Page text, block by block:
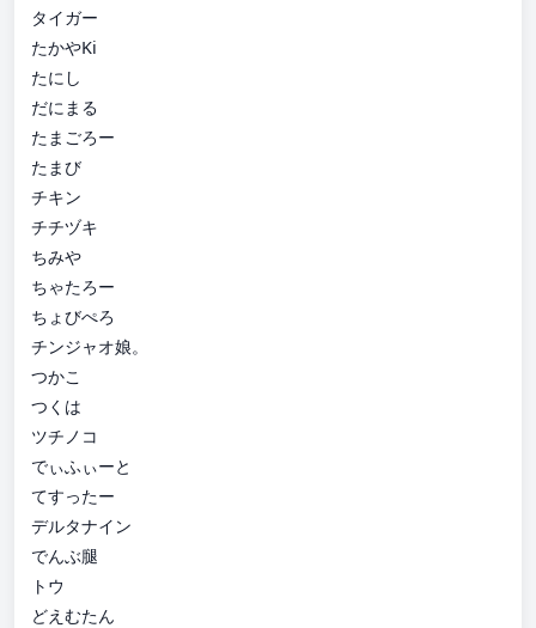
タイガー
たかやKi
たにし
だにまる
たまごろー
たまび
チキン
チチヅキ
ちみや
ちゃたろー
ちょびぺろ
チンジャオ娘。
つかこ
つくは
ツチノコ
でぃふぃーと
てすったー
デルタナイン
でんぶ腿
トウ
どえむたん